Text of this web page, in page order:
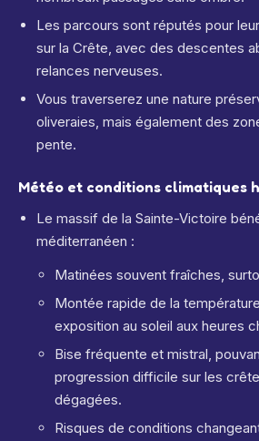
Les parcours sont réputés pour
sur la Crête, avec des descentes
relances nerveuses.
Vous traverserez une nature
oliveraies, mais également des
pente.
Météo et conditions climatiques
Le massif de la Sainte-Victoire
méditerranéen :
Matinées souvent fraîches,
Montée rapide de la
exposition au soleil aux heures
Bise fréquente et mistral,
progression difficile sur les
dégagées.
Risques de conditions